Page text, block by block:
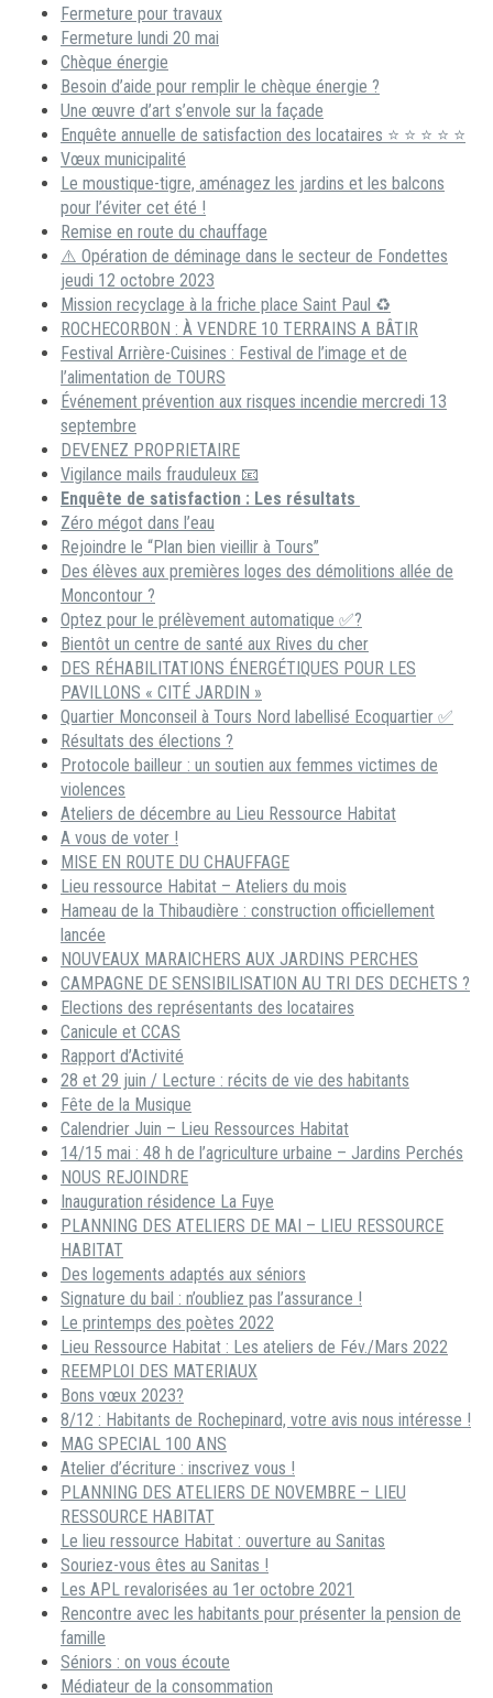
Fermeture pour travaux
Fermeture lundi 20 mai
Chèque énergie
Besoin d’aide pour remplir le chèque énergie ?
Une œuvre d’art s’envole sur la façade
Enquête annuelle de satisfaction des locataires ⭐ ⭐ ⭐ ⭐ ⭐
Vœux municipalité
Le moustique-tigre, aménagez les jardins et les balcons
pour l’éviter cet été !
Remise en route du chauffage
⚠️ Opération de déminage dans le secteur de Fondettes
jeudi 12 octobre 2023
Mission recyclage à la friche place Saint Paul ♻️
ROCHECORBON : À VENDRE 10 TERRAINS A BÂTIR
Festival Arrière-Cuisines : Festival de l’image et de
l’alimentation de TOURS
Événement prévention aux risques incendie mercredi 13
septembre
DEVENEZ PROPRIETAIRE
Vigilance mails frauduleux 📧
Enquête de satisfaction : Les résultats
Zéro mégot dans l’eau
Rejoindre le “Plan bien vieillir à Tours”
Des élèves aux premières loges des démolitions allée de
Moncontour ?
Optez pour le prélèvement automatique ✅?
Bientôt un centre de santé aux Rives du cher
DES RÉHABILITATIONS ÉNERGÉTIQUES POUR LES
PAVILLONS « CITÉ JARDIN »
Quartier Monconseil à Tours Nord labellisé Ecoquartier ✅
Résultats des élections ?
Protocole bailleur : un soutien aux femmes victimes de
violences
Ateliers de décembre au Lieu Ressource Habitat
A vous de voter !
MISE EN ROUTE DU CHAUFFAGE
Lieu ressource Habitat – Ateliers du mois
Hameau de la Thibaudière : construction officiellement
lancée
NOUVEAUX MARAICHERS AUX JARDINS PERCHES
CAMPAGNE DE SENSIBILISATION AU TRI DES DECHETS ?
Elections des représentants des locataires
Canicule et CCAS
Rapport d’Activité
28 et 29 juin / Lecture : récits de vie des habitants
Fête de la Musique
Calendrier Juin – Lieu Ressources Habitat
14/15 mai : 48 h de l’agriculture urbaine – Jardins Perchés
NOUS REJOINDRE
Inauguration résidence La Fuye
PLANNING DES ATELIERS DE MAI – LIEU RESSOURCE
HABITAT
Des logements adaptés aux séniors
Signature du bail : n’oubliez pas l’assurance !
Le printemps des poètes 2022
Lieu Ressource Habitat : Les ateliers de Fév./Mars 2022
REEMPLOI DES MATERIAUX
Bons vœux 2023?
8/12 : Habitants de Rochepinard, votre avis nous intéresse !
MAG SPECIAL 100 ANS
Atelier d’écriture : inscrivez vous !
PLANNING DES ATELIERS DE NOVEMBRE – LIEU
RESSOURCE HABITAT
Le lieu ressource Habitat : ouverture au Sanitas
Souriez-vous êtes au Sanitas !
Les APL revalorisées au 1er octobre 2021
Rencontre avec les habitants pour présenter la pension de
famille
Séniors : on vous écoute
Médiateur de la consommation